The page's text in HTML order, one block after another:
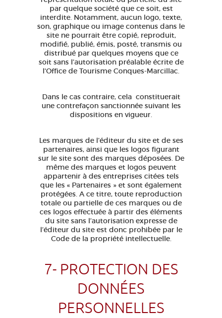
par quelque société que ce soit, est
interdite. Notamment, aucun logo, texte,
son, graphique ou image contenus dans le
site ne pourrait être copié, reproduit,
modifié, publié, émis, posté, transmis ou
distribué par quelques moyens que ce
soit sans l’autorisation préalable écrite de
l'Office de Tourisme Conques-Marcillac.
Dans le cas contraire, cela constituerait
une contrefaçon sanctionnée suivant les
dispositions en vigueur.
Les marques de l’éditeur du site et de ses
partenaires, ainsi que les logos figurant
sur le site sont des marques déposées. De
même des marques et logos peuvent
appartenir à des entreprises citées tels
que les « Partenaires » et sont également
protégées. A ce titre, toute reproduction
totale ou partielle de ces marques ou de
ces logos effectuée à partir des éléments
du site sans l’autorisation expresse de
l’éditeur du site est donc prohibée par le
Code de la propriété intellectuelle.
7- PROTECTION DES
DONNÉES
PERSONNELLES